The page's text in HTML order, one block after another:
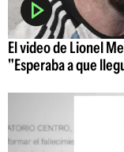
El video de Lionel
"Esperaba a que